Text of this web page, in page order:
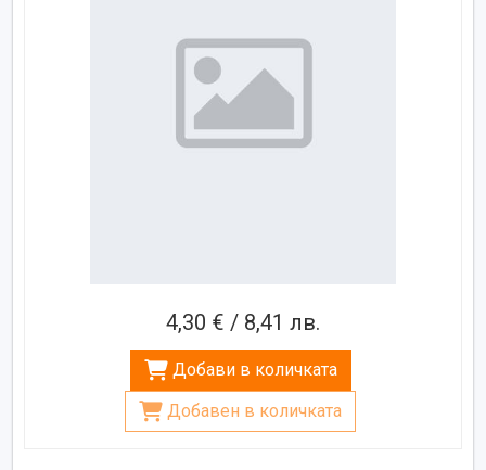
4,30 € / 8,41 лв.
Добави в количката
Добавен в количката